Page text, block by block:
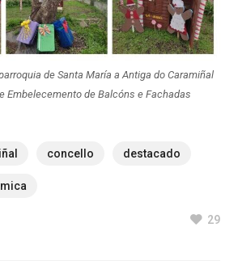
de Santa María a Antiga do Caramiñal
Embelecemento de Balcóns e Fachadas
concello destacado
29